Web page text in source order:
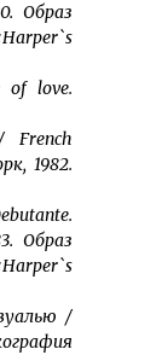
Образ
love.
French
1982.
Образ
/